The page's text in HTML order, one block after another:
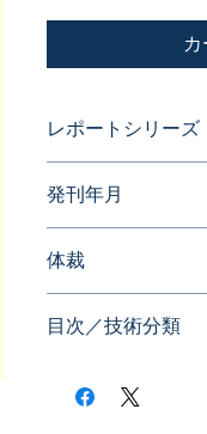
レポートシリーズ
発刊年月
体裁
目次／技術分類